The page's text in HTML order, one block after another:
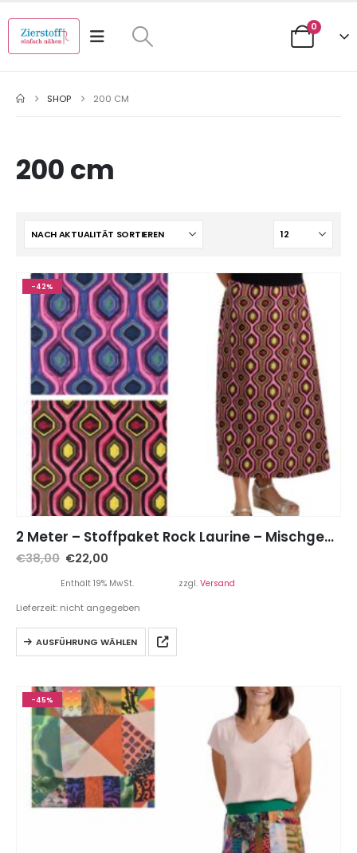
0
SHOP 200 CM
200 cm
-42%
2 Meter – Stoffpaket Rock Laurine – Mischgewebe bunte Musterung Pink / Neongelb
€38,00 €22,00
Enthält 19% MwSt. zzgl. Versand
Lieferzeit: nicht angegeben
AUSFÜHRUNG WÄHLEN
-45%